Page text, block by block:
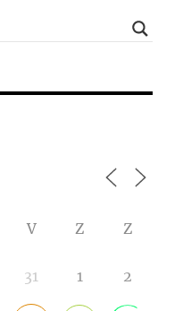
V Z Z
31 1 2